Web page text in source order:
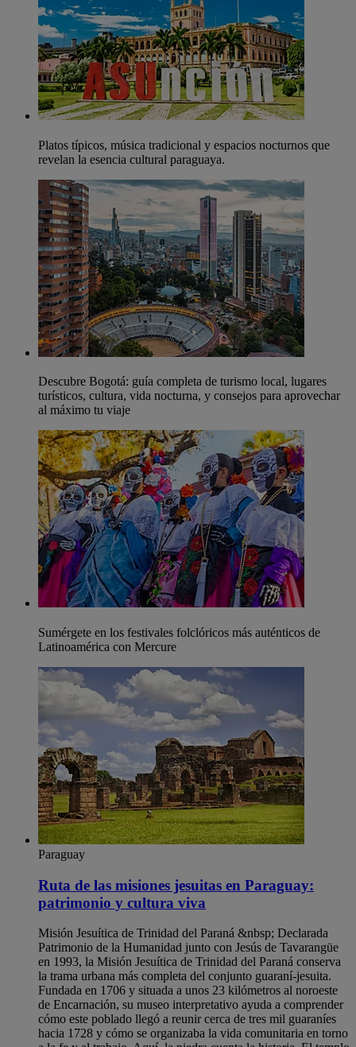
Platos típicos, música tradicional y espacios nocturnos que
revelan la esencia cultural paraguaya.
Descubre Bogotá: guía completa de turismo local, lugares
turísticos, cultura, vida nocturna, y consejos para aprovechar
al máximo tu viaje
Sumérgete en los festivales folclóricos más auténticos de
Latinoamérica con Mercure
Paraguay
Ruta de las misiones jesuitas en Paraguay:
patrimonio y cultura viva
Misión Jesuítica de Trinidad del Paraná &nbsp; Declarada
Patrimonio de la Humanidad junto con Jesús de Tavarangüe
en 1993, la Misión Jesuítica de Trinidad del Paraná conserva
la trama urbana más completa del conjunto guaraní-jesuita.
Fundada en 1706 y situada a unos 23 kilómetros al noroeste
de Encarnación, su museo interpretativo ayuda a comprender
cómo este poblado llegó a reunir cerca de tres mil guaraníes
hacia 1728 y cómo se organizaba la vida comunitaria en torno